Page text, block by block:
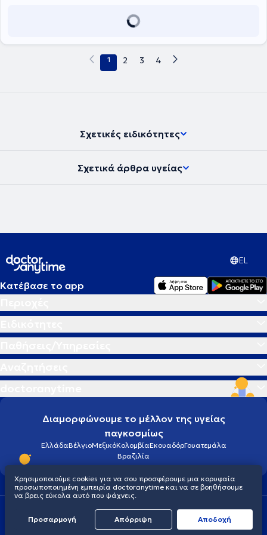
1 2 3 4
Σχετικές ειδικότητες
Σχετικά άρθρα υγείας
EL
Κατέβασε το app
Διαμορφώνουμε το μέλλον της υγείας
παγκοσμίως
ΕλλάδαΒέλγιοΜεξικόΚολομβίαΕκουαδόρΓουατεμάλα
Βραζιλία
Πολιτική προστασίας προσωπικού απορρήτου
© 2026 doctoranytime
Χρησιμοποιούμε cookies για να σου προσφέρουμε μια κορυφαία
προσωποποιημένη εμπειρία doctoranytime και να σε βοηθήσουμε
να βρεις εύκολα αυτό που ψάχνεις.
Προσαρμογή Απόρριψη Aποδοχή